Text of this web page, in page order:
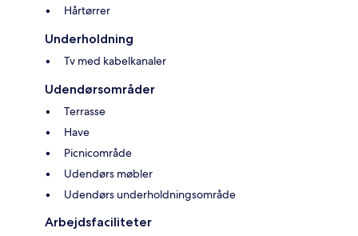
Hårtørrer
Underholdning
Tv med kabelkanaler
Udendørsområder
Terrasse
Have
Picnicområde
Udendørs møbler
Udendørs underholdningsområde
Arbejdsfaciliteter